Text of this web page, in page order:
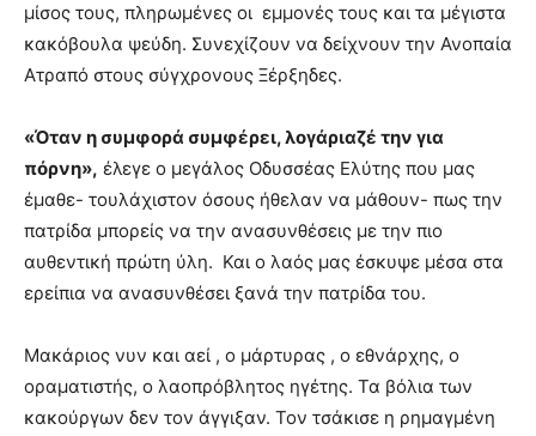
μίσος τους, πληρωμένες οι εμμονές τους και τα μέγιστα
κακόβουλα ψεύδη. Συνεχίζουν να δείχνουν την Ανοπαία
Ατραπό στους σύγχρονους Ξέρξηδες.
«Όταν η συμφορά συμφέρει, λογάριαζέ την για
πόρνη», έλεγε ο μεγάλος Οδυσσέας Ελύτης που μας
έμαθε- τουλάχιστον όσους ήθελαν να μάθουν- πως την
πατρίδα μπορείς να την ανασυνθέσεις με την πιο
αυθεντική πρώτη ύλη. Και ο λαός μας έσκυψε μέσα στα
ερείπια να ανασυνθέσει ξανά την πατρίδα του.
Μακάριος νυν και αεί , ο μάρτυρας , ο εθνάρχης, ο
οραματιστής, ο λαοπρόβλητος ηγέτης. Τα βόλια των
κακούργων δεν τον άγγιξαν. Τον τσάκισε η ρημαγμένη